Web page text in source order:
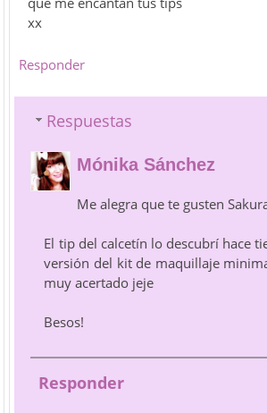
xx
Responder
Respuestas
Mónika Sánchez
Me alegra que te gusten
El tip del calcetín lo descubrí hace
versión del kit de maquillaje
muy acertado jeje
Besos!
Responder